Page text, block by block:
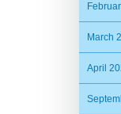
March
April